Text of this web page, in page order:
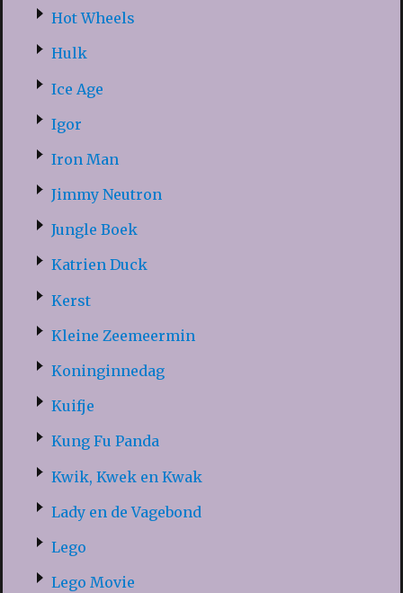
Hot Wheels
Hulk
Ice Age
Igor
Iron Man
Jimmy Neutron
Jungle Boek
Katrien Duck
Kerst
Kleine Zeemeermin
Koninginnedag
Kuifje
Kung Fu Panda
Kwik, Kwek en Kwak
Lady en de Vagebond
Lego
Lego Movie